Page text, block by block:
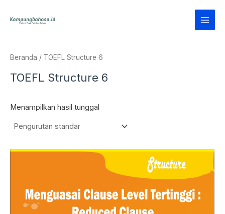
Main
Beranda / TOEFL Structure 6
TOEFL Structure 6
Menampilkan hasil tunggal